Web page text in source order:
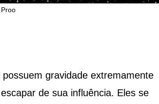
gravidade extremamente
de sua influência. Eles se